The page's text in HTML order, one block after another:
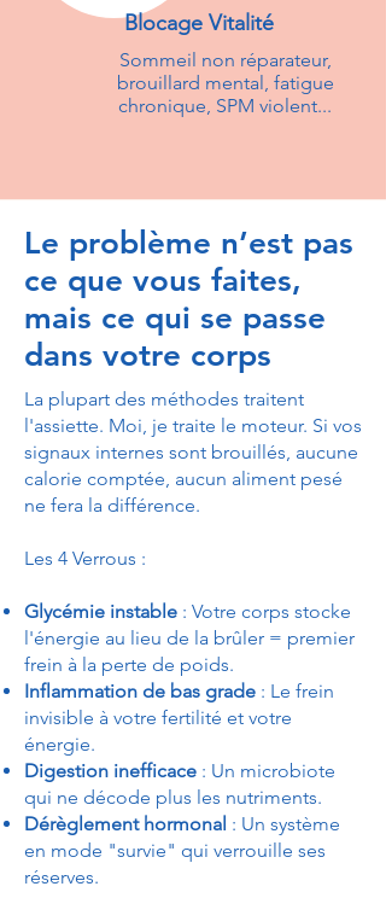
Blocage Vitalité
Sommeil non réparateur,
brouillard mental, fatigue
chronique, SPM violent...
Le problème n’est pas
ce que vous faites,
mais ce qui se passe
dans votre corps
La plupart des méthodes traitent
l'assiette. Moi, je traite le moteur. Si vos
signaux internes sont brouillés, aucune
calorie comptée, aucun aliment pesé
ne fera la différence.
Les 4 Verrous :
Glycémie instable : Votre corps stocke
l'énergie au lieu de la brûler = premier
frein à la perte de poids.
Inflammation de bas grade : Le frein
invisible à votre fertilité et votre
énergie.
Digestion inefficace : Un microbiote
qui ne décode plus les nutriments.
Dérèglement hormonal : Un système
en mode "survie" qui verrouille ses
réserves.